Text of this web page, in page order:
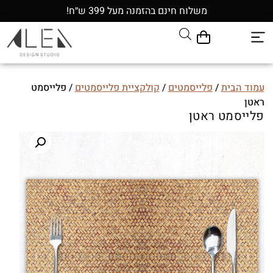
משלוח חינם בהזמנה מעל 399 ש״ח!
עמוד הבית/פלייסמטים/קולקציית פלייסמטים/ פלייסמט
ראטן
פלייסמט ראטן